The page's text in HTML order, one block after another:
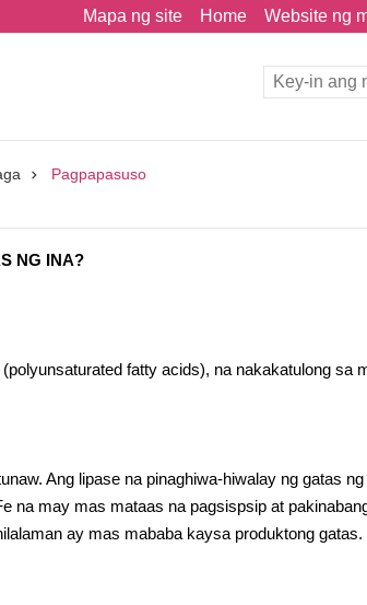
Mapa ng site Home Website ng
Pagpapasuso
NG INA?
fatty acids), na nakakatulong sa
Ang lipase na pinaghiwa-hiwalay ng gatas
na may mas mataas na pagsispsip at
ay mas mababa kaysa produktong gatas.